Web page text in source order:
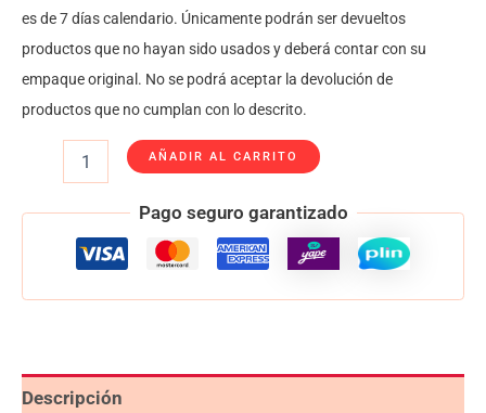
es de 7 días calendario. Únicamente podrán ser devueltos
productos que no hayan sido usados y deberá contar con su
empaque original. No se podrá aceptar la devolución de
productos que no cumplan con lo descrito.
AÑADIR AL CARRITO
Pago seguro garantizado
Descripción